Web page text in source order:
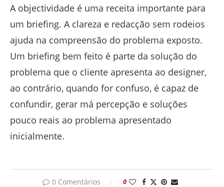
A objectividade é uma receita importante para
um briefing. A clareza e redacção sem rodeios
ajuda na compreensão do problema exposto.
Um briefing bem feito é parte da solução do
problema que o cliente apresenta ao designer,
ao contrário, quando for confuso, é capaz de
confundir, gerar má percepção e soluções
pouco reais ao problema apresentado
inicialmente.
0 Comentários 0